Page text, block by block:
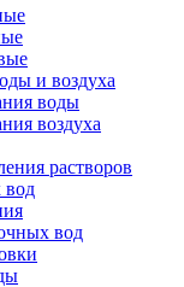
и воздуха
воды
воздуха
растворов
вод
вод